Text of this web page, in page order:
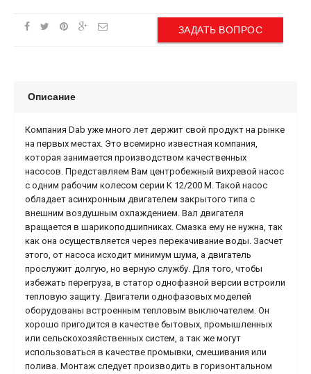
ЗАДАТЬ ВОПРОС
Описание
Компания Dab уже много лет держит свой продукт на рынке
на первых местах. Это всемирно известная компания,
которая занимается производством качественных
насосов. Представляем Вам центробежный вихревой насос
с одним рабочим колесом серии K 12/200 M. Такой насос
обладает асинхронным двигателем закрытого типа с
внешним воздушным охлаждением. Вал двигателя
вращается в шарикоподшипниках. Смазка ему не нужна, так
как она осуществляется через перекачивание воды. Засчет
этого, от насоса исходит минимум шума, а двигатель
прослужит долгую, но верную службу. Для того, чтобы
избежать перегруза, в статор однофазной версии встроили
тепловую защиту. Двигатели однофазовых моделей
оборудованы встроенным тепловым выключателем. Он
хорошо пригодится в качестве бытовых, промышленных
или сельскохозяйственных систем, а так же могут
использоваться в качестве промывки, смешивания или
полива. Монтаж следует производить в горизонтальном